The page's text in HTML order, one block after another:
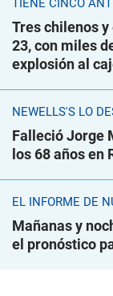
TIENE CINCO
Tres chilenos
23, con miles
explosión al
NEWELLS'S LO
Falleció Jorge
los 68 años en
EL INFORME DE
Mañanas y
el pronóstico